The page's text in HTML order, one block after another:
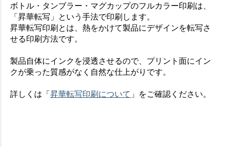
ボトル・タンブラー・マグカップのフルカラー印刷は、
「昇華転写」という手法で印刷します。
昇華転写印刷とは、熱をかけて製品にデザインを転写さ
せる印刷方法です。
製品自体にインクを浸透させるので、プリント面にイン
クが乗った質感がなく自然な仕上がりです。
詳しくは「昇華転写印刷について 」をご確認ください。